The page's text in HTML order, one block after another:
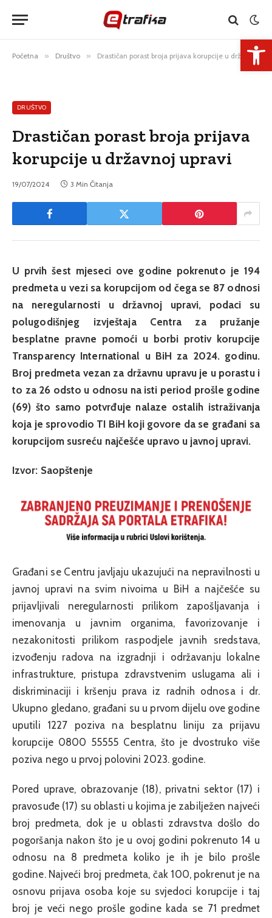
Početna » Društvo » Drastičan porast broja prijava korupcije u državnoj upravi
DRUŠTVO
Drastičan porast broja prijava
korupcije u državnoj upravi
19/07/2024 3 Min Čitanja
U prvih šest mjeseci ove godine pokrenuto je 194
predmeta u vezi sa korupcijom od čega se 87 odnosi
na neregularnosti u državnoj upravi, podaci su
polugodišnjeg izvještaja Centra za pružanje
besplatne pravne pomoći u borbi protiv korupcije
Transparency International u BiH za 2024. godinu.
Broj predmeta vezan za državnu upravu je u porastu i
to za 26 odsto u odnosu na isti period prošle godine
(69) što samo potvrđuje nalaze ostalih istraživanja
koja je sprovodio TI BiH koji govore da se građani sa
korupcijom susreću najčešće upravo u javnoj upravi.
Izvor: Saopštenje
Građani se Centru javljaju ukazujući na nepravilnosti u
javnoj upravi na svim nivoima u BiH a najčešće su
prijavljivali neregularnosti prilikom zapošljavanja i
imenovanja u javnim organima, favorizovanje i
nezakonitosti prilikom raspodjele javnih sredstava,
izvođenju radova na izgradnji i održavanju lokalne
infrastrukture, pristupa zdravstvenim uslugama ali i
diskriminaciji i kršenju prava iz radnih odnosa i dr.
Ukupno gledano, građani su u prvom dijelu ove godine
uputili 1227 poziva na besplatnu liniju za prijavu
korupcije 0800 55555 Centra, što je dvostruko više
poziva nego u prvoj polovini 2023. godine.
Pored uprave, obrazovanje (18), privatni sektor (17) i
pravosuđe (17) su oblasti u kojima je zabilježen najveći
broj predmeta, dok je u oblasti zdravstva došlo do
pogoršanja nakon što je u ovoj godini pokrenuto 14 u
odnosu na 8 predmeta koliko je ih je bilo prošle
godine. Najveći broj predmeta, čak 100, pokrenut je na
osnovu prijava osoba koje su svjedoci korupcije i taj
broj je veći nego prošle godine kada se 71 predmet